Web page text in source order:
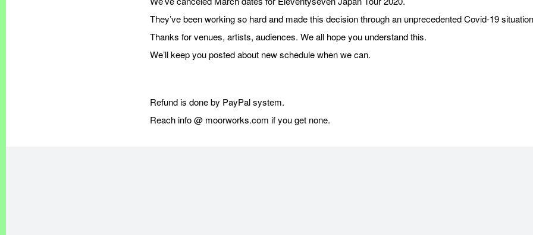
They’ve been working so hard and made this decision through an unprecedented Covid-19
Thanks for venues, artists, audiences. We all hope you understand this.
We’ll keep you posted about new schedule when we can.
Refund is done by PayPal system.
Reach info @ moorworks.com if you get none.